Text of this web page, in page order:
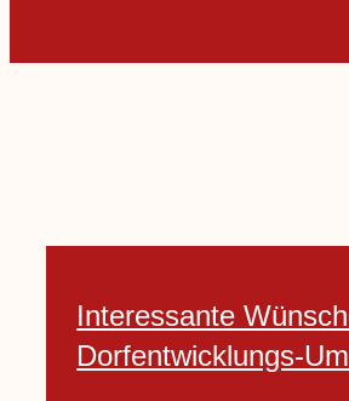
Interessante
Dorfentwicklungs-